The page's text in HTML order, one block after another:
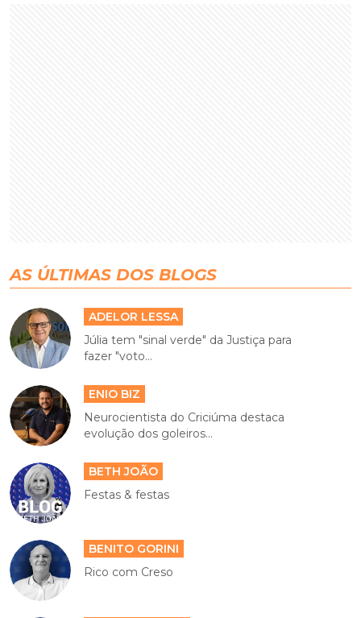
AS ÚLTIMAS DOS BLOGS
ADELOR LESSA
Júlia tem "sinal verde" da Justiça para
fazer "voto...
ENIO BIZ
Neurocientista do Criciúma destaca
evolução dos goleiros...
BETH JOÃO
Festas & festas
BENITO GORINI
Rico com Creso